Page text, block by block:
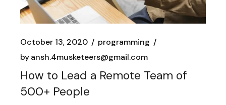
October 13, 2020
programming
byansh.4musketeers@gmail.com
How to Lead a Remote Team of
500+ People